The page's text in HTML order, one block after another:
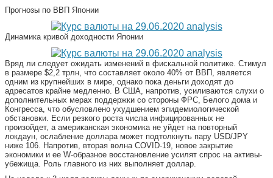
Прогнозы по ВВП Японии
Динамика кривой доходности Японии
Вряд ли следует ожидать изменений в фискальной политике. Стимул
в размере $2,2 трлн, что составляет около 40% от ВВП, является
одним из крупнейших в мире, однако пока деньги доходят до
адресатов крайне медленно. В США, напротив, усиливаются слухи о
дополнительных мерах поддержки со стороны ФРС, Белого дома и
Конгресса, что обусловлено ухудшением эпидемиологической
обстановки. Если резкого роста числа инфицированных не
произойдет, а американская экономика не уйдет на повторный
локдаун, ослабление доллара может подтолкнуть пару USD/JPY
ниже 106. Напротив, вторая волна COVID-19, новое закрытие
экономики и ее W-образное восстановление усилят спрос на активы-
убежища. Роль главного из них выполняет доллар.